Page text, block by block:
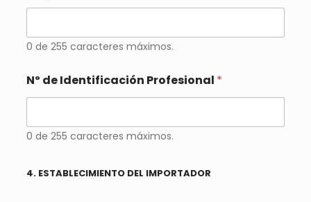
0 de 255 caracteres máximos.
Nº de Identificación Profesional *
0 de 255 caracteres máximos.
4. ESTABLECIMIENTO DEL IMPORTADOR